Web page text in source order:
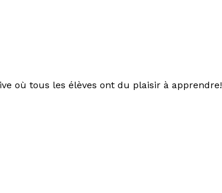
où tous les élèves ont du plaisir à apprendre!